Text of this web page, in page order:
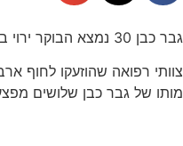
גבר כבן 30 נמצא הבוקר ירוי בראשו בחוף ארבע עונות בנתניה.
צוותי רפואה שהוזעקו לחוף
מותו של גבר כבן שלושים